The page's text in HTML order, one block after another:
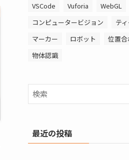
VSCode
Vuforia
WebGL
コンピュータービジョン
テ
マーカー
ロボット
位置合
物体認識
最近の投稿